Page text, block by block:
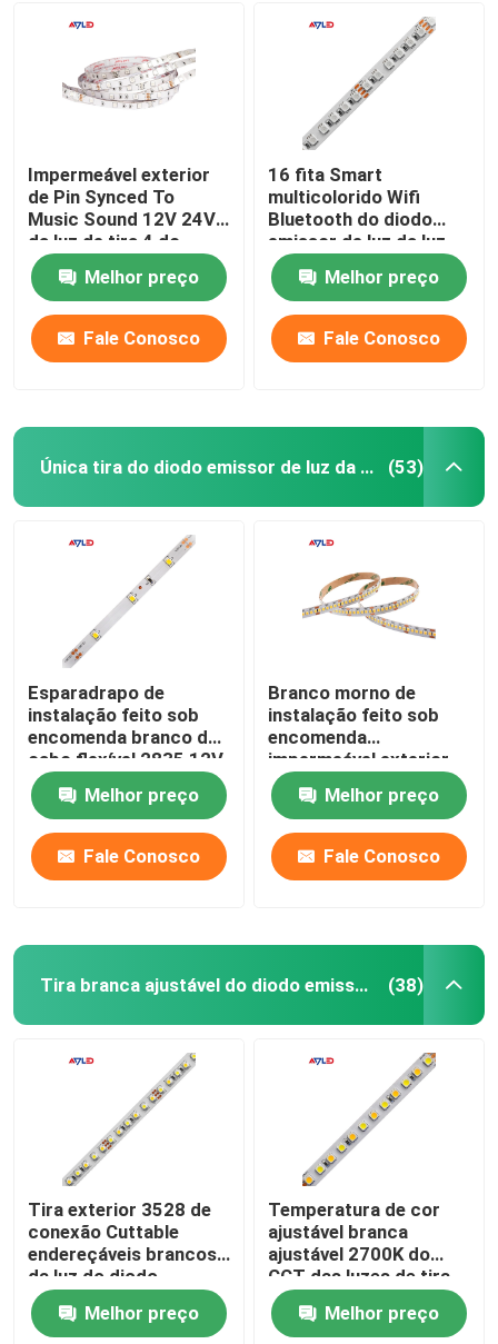
Impermeável exterior
de Pin Synced To
Music Sound 12V 24V
da luz de tira 4 do
diodo emissor de luz
de SMD 5050 RGB
Melhor preço
Fale Conosco
16 fita Smart
multicolorido Wifi
Bluetooth do diodo
emissor de luz da luz
de tira do diodo
emissor de luz do Ft
5050 RGB verificável
Melhor preço
Fale Conosco
Única tira do diodo emissor de luz da cor (53)
Esparadrapo de
instalação feito sob
encomenda branco do
cabo flexível 2835 12V
24V da tira do diodo
emissor de luz da cor
da sala único à prova
de intempéries
Melhor preço
Fale Conosco
Branco morno de
instalação feito sob
encomenda
impermeável exterior
das luzes de tira do
diodo emissor de luz
de Dimmable do
anúncio publicitário
2835
Melhor preço
Fale Conosco
Tira branca ajustável do diodo emissor de luz (38)
Tira exterior 3528 de
conexão Cuttable
endereçáveis brancos
da luz do diodo
emissor de luz da cor
dupla do CCTMelhor preço
Temperatura de cor
ajustável branca
ajustável 2700K do
CCT das luzes de tira
do diodo emissor de
luz de Dimmable a
Melhor preço